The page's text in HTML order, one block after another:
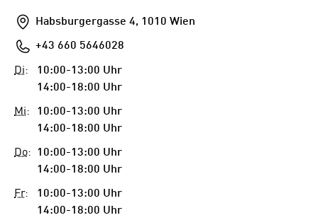
Addresse
Habsburgergasse 4, 1010 Wien
Telefon+43 660 5646028
Di:
10:00-13:00 Uhr
14:00-18:00 Uhr
Mi:
10:00-13:00 Uhr
14:00-18:00 Uhr
Do:
10:00-13:00 Uhr
14:00-18:00 Uhr
Fr:
10:00-13:00 Uhr
14:00-18:00 Uhr